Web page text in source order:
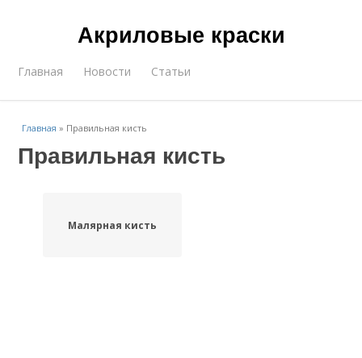
Акриловые краски
Главная Новости Статьи
Главная » Правильная кисть
Правильная кисть
Малярная кисть